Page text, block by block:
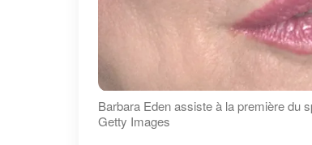
Barbara Eden assiste à la première du
Getty Images